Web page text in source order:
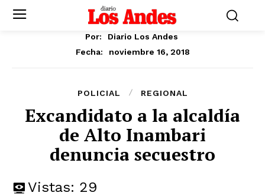
Por:
Diario Los Andes
Fecha:
noviembre 16, 2018
POLICIAL REGIONAL
Excandidato a la alcaldía
de Alto Inambari
denuncia secuestro
Vistas: 29